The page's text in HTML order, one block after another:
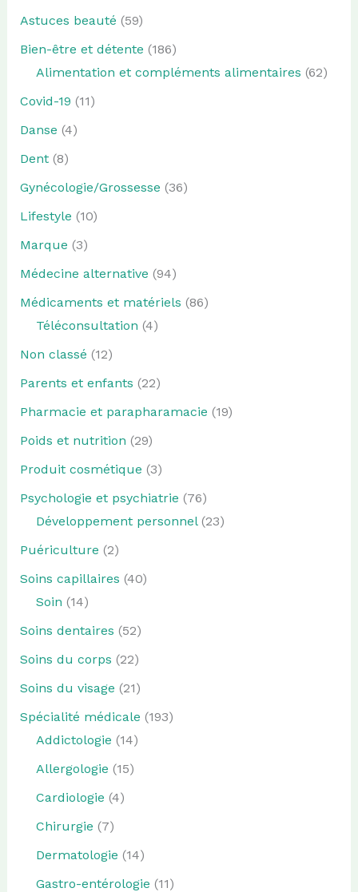
Astuces beauté (59)
Bien-être et détente (186)
Alimentation et compléments alimentaires (62)
Covid-19 (11)
Danse (4)
Dent(8)
Gynécologie/Grossesse (36)
Lifestyle (10)
Marque (3)
Médecine alternative (94)
Médicaments et matériels (86)
Téléconsultation (4)
Non classé (12)
Parents et enfants (22)
Pharmacie et parapharamacie (19)
Poids et nutrition (29)
Produit cosmétique (3)
Psychologie et psychiatrie (76)
Développement personnel(23)
Puériculture (2)
Soins capillaires (40)
Soin (14)
Soins dentaires (52)
Soins du corps (22)
Soins du visage (21)
Spécialité médicale (193)
Addictologie (14)
Allergologie (15)
Cardiologie (4)
Chirurgie (7)
Dermatologie (14)
Gastro-entérologie (11)